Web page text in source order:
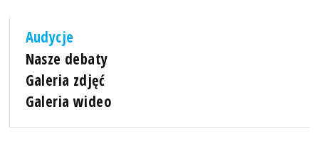
Audycje
Nasze debaty
Galeria zdjęć
Galeria wideo